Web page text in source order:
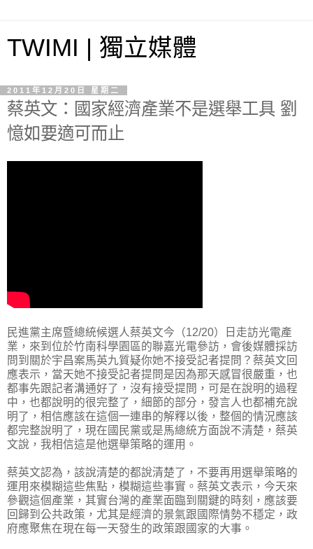
TWIMI | 獨立媒體
2011年12月20日 星期二
蔡英文：國家經濟產業不是選舉工具 劉
憶如要適可而止
民進黨主席暨總統候選人蔡英文今（12/20）日走訪光電產
業，來到位於竹南科學園區的聯嘉光電參訪，會後媒體採訪
問到關於宇昌案馬英九質疑你她不接受記者提問？蔡英文回
應表示，當天她不接受記者提問是因為那天感冒很嚴重，也
都事先跟記者溝通好了，沒有接受提問，可是在說明的過程
中，也都說明的很完整了，細節的部分，發言人也都補充說
明了，相信應該在這個一連串的解釋以後，整個的情況應該
都完整說明了，現在國民黨或是馬總統方面說不清楚，蔡英
文說，我相信這是他選舉策略的運用。
蔡英文認為，該說清楚的都說清楚了，不要再用選舉策略的
運用來模糊這些焦點，模糊這些事實。蔡英文表示，今天來
參觀這個產業，其實台灣的產業面臨到關鍵的時刻，應該要
回歸到公共政策，尤其是經濟的景氣跟國際情勢不穩定，政
府應聚焦在現在每一天發生的政策跟國家的大事。